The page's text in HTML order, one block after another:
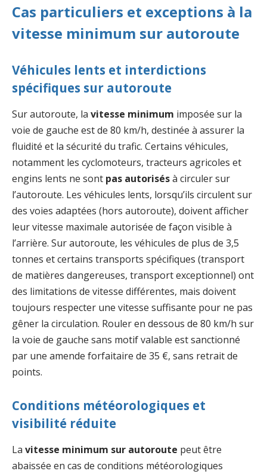
Cas particuliers et exceptions à la
vitesse minimum sur autoroute
Véhicules lents et interdictions
spécifiques sur autoroute
Sur autoroute, la vitesse minimum imposée sur la
voie de gauche est de 80 km/h, destinée à assurer la
fluidité et la sécurité du trafic. Certains véhicules,
notamment les cyclomoteurs, tracteurs agricoles et
engins lents ne sont pas autorisésà circuler sur
l’autoroute. Les véhicules lents, lorsqu’ils circulent sur
des voies adaptées (hors autoroute), doivent afficher
leur vitesse maximale autorisée de façon visible à
l’arrière. Sur autoroute, les véhicules de plus de 3,5
tonnes et certains transports spécifiques (transport
de matières dangereuses, transport exceptionnel) ont
des limitations de vitesse différentes, mais doivent
toujours respecter une vitesse suffisante pour ne pas
gêner la circulation. Rouler en dessous de 80 km/h sur
la voie de gauche sans motif valable est sanctionné
par une amende forfaitaire de 35 €, sans retrait de
points.
Conditions météorologiques et
visibilité réduite
La vitesse minimum sur autoroute peut être
abaissée en cas de conditions météorologiques